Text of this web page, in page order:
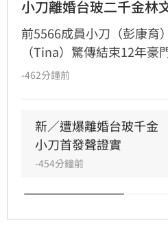
小刀離婚台玻二千金林
前5566成員小刀（彭康育
（Tina）驚傳結束12年豪
舉辦耗資逾500萬的世紀婚
長年相處失去交集，且小
導致感情破裂。小刀昔日
洲，後轉型幕後經營影視
傳聞，雙方至今皆未公開
童
-462分鐘前
新／遭爆離婚台玻千金
小刀首發聲證實
-454分鐘前